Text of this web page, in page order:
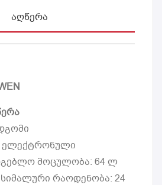
ᲐᲦᲬᲔᲠᲐ
ელექტრონული
მოცულობა: 64 ლ
რაოდენობა: 24